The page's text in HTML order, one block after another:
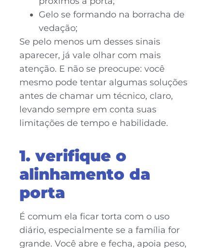
Gelo se formando na borracha de
vedação;
Se pelo menos um desses sinais
aparecer, já vale olhar com mais
atenção. E não se preocupe: você
mesmo pode tentar algumas soluções
antes de chamar um técnico, claro,
levando sempre em conta suas
limitações de tempo e habilidade.
1. verifique o
alinhamento da
porta
É comum ela ficar torta com o uso
diário, especialmente se a família for
grande. Você abre e fecha, apoia peso,